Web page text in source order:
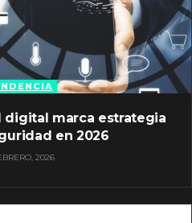
marca estrategia
en 2026
2026